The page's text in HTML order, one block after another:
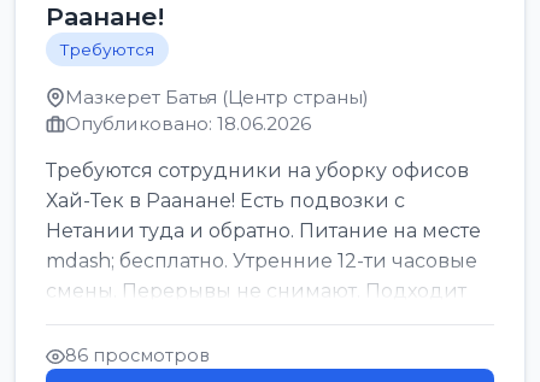
Раанане!
Требуются
Мазкерет Батья (Центр страны)
Опубликовано: 18.06.2026
Требуются сотрудники на уборку офисов
Хай-Тек в Раанане! Есть подвозки с
Нетании туда и обратно. Питание на месте
mdash; бесплатно. Утренние 12-ти часовые
смены. Перерывы не снимают. Подходит
для всех...
86 просмотров